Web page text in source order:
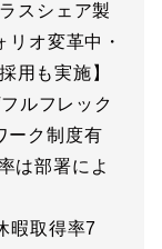
スシェア製
オ変革中・
用も実施】
ルフレック
ーク制度有
は部署によ
暇取得率7